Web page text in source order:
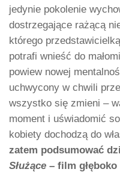
jedynie pokolenie
dostrzegające rażącą
którego
potrafi wnieść do
powiew nowej
uchwycony w chwili
wszystko się zmieni –
moment i uświadomić
kobiety dochodzą do
zatem podsumować
Służące – film